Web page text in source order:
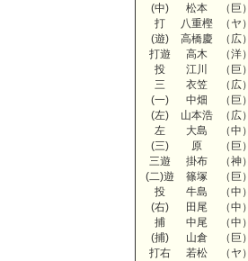
(中)
松本 （巨）
打
八重樫 （ヤ）
(遊)
高橋慶 （広）
打遊
高木 （洋）
投
江川 （巨）
三
衣笠 （広）
(一)
中畑 （巨）
(左)
山本浩 （広）
左
大島 （中）
(三)
原 （巨）
三遊
掛布 （神）
(二)遊
篠塚 （巨）
投
牛島 （中）
(右)
田尾 （中）
捕
中尾 （中）
(捕)
山倉 （巨）
打右
若松 （ヤ）